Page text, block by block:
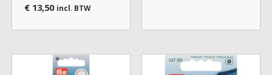
€13,50 incl. BTW